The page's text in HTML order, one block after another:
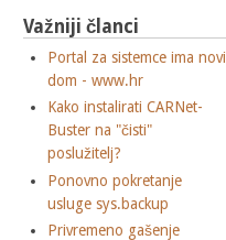
Važniji članci
Portal za sistemce ima novi
dom - www.hr
Kako instalirati CARNet-
Buster na "čisti"
poslužitelj?
Ponovno pokretanje
usluge sys.backup
Privremeno gašenje